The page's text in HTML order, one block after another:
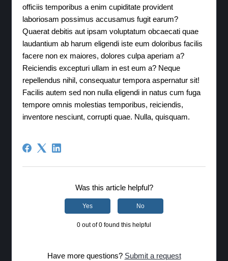
officiis temporibus a enim cupiditate provident
laboriosam possimus accusamus fugit earum?
Quaerat debitis aut ipsam voluptatum obcaecati quae
laudantium ab harum eligendi iste eum doloribus facilis
facere non ex maiores, dolores culpa aperiam a?
Reiciendis excepturi ullam in est eum a? Neque
repellendus nihil, consequatur tempora aspernatur sit!
Facilis autem sed non nulla eligendi in natus cum fuga
tempore omnis molestias temporibus, reiciendis,
inventore nesciunt, corrupti quae. Nulla, quisquam.
Was this article helpful?
Yes No
0 out of 0 found this helpful
Have more questions? Submit a request